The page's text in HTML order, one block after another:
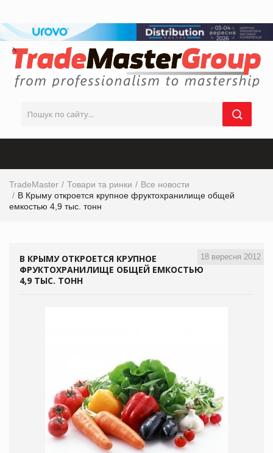
TradeMaster Товари та ринки
Все новости
В Крыму откроется крупное фруктохранилище общей
емкостью 4,9 тыс. тонн
18 вересня 2012
В КРЫМУ ОТКРОЕТСЯ КРУПНОЕ
ФРУКТОХРАНИЛИЩЕ ОБЩЕЙ ЕМКОСТЬЮ
4,9 ТЫС. ТОНН